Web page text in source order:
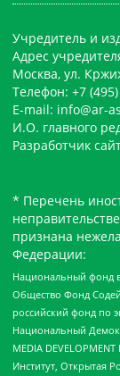
Учредитель и
Адрес
Москва, ул.
Телефон: +7
E-mail: info@ar-
И.О. главного
Разработчик
* Перечень
признана
Федерации:
Национальный фонд
Общество Фонд
российский фонд по
Национальный
MEDIA
Институт, Открытая